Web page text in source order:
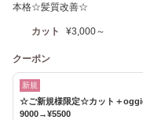
本格☆髪質改善☆
カット ¥3,000～
クーポン
新規
☆ご新規様限定☆カット＋
9000→¥5500